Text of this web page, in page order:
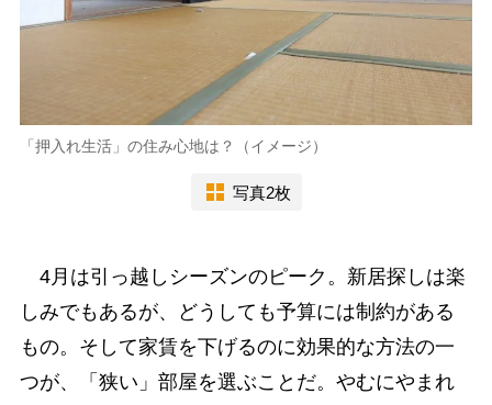
「押入れ生活」の住み心地は？（イメージ）
写真2枚
4月は引っ越しシーズンのピーク。新居探しは楽
しみでもあるが、どうしても予算には制約がある
もの。そして家賃を下げるのに効果的な方法の一
つが、「狭い」部屋を選ぶことだ。やむにやまれ